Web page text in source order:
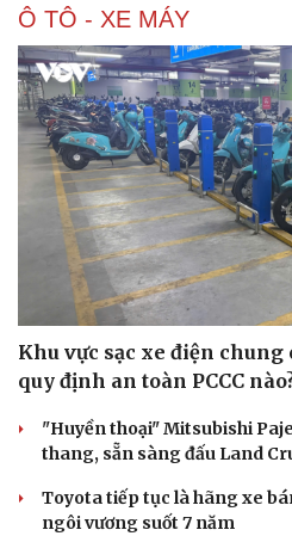
Ô TÔ - XE MÁY
Khu vực sạc xe điện
quy định an toàn PCCC
"Huyền thoại" Mitsubishi
thang, sẵn sàng đấu Land
Toyota tiếp tục là hãng xe
ngôi vương suốt 7 năm